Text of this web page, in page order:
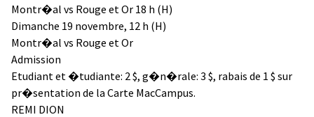
Montr�al vs Rouge et Or 18 h (H)
Dimanche 19 novembre, 12 h (H)
Montr�al vs Rouge et Or
Admission
Etudiant et �tudiante: 2 $, g�n�rale: 3 $, rabais de 1 $ sur
pr�sentation de la Carte MacCampus.
REMI DION